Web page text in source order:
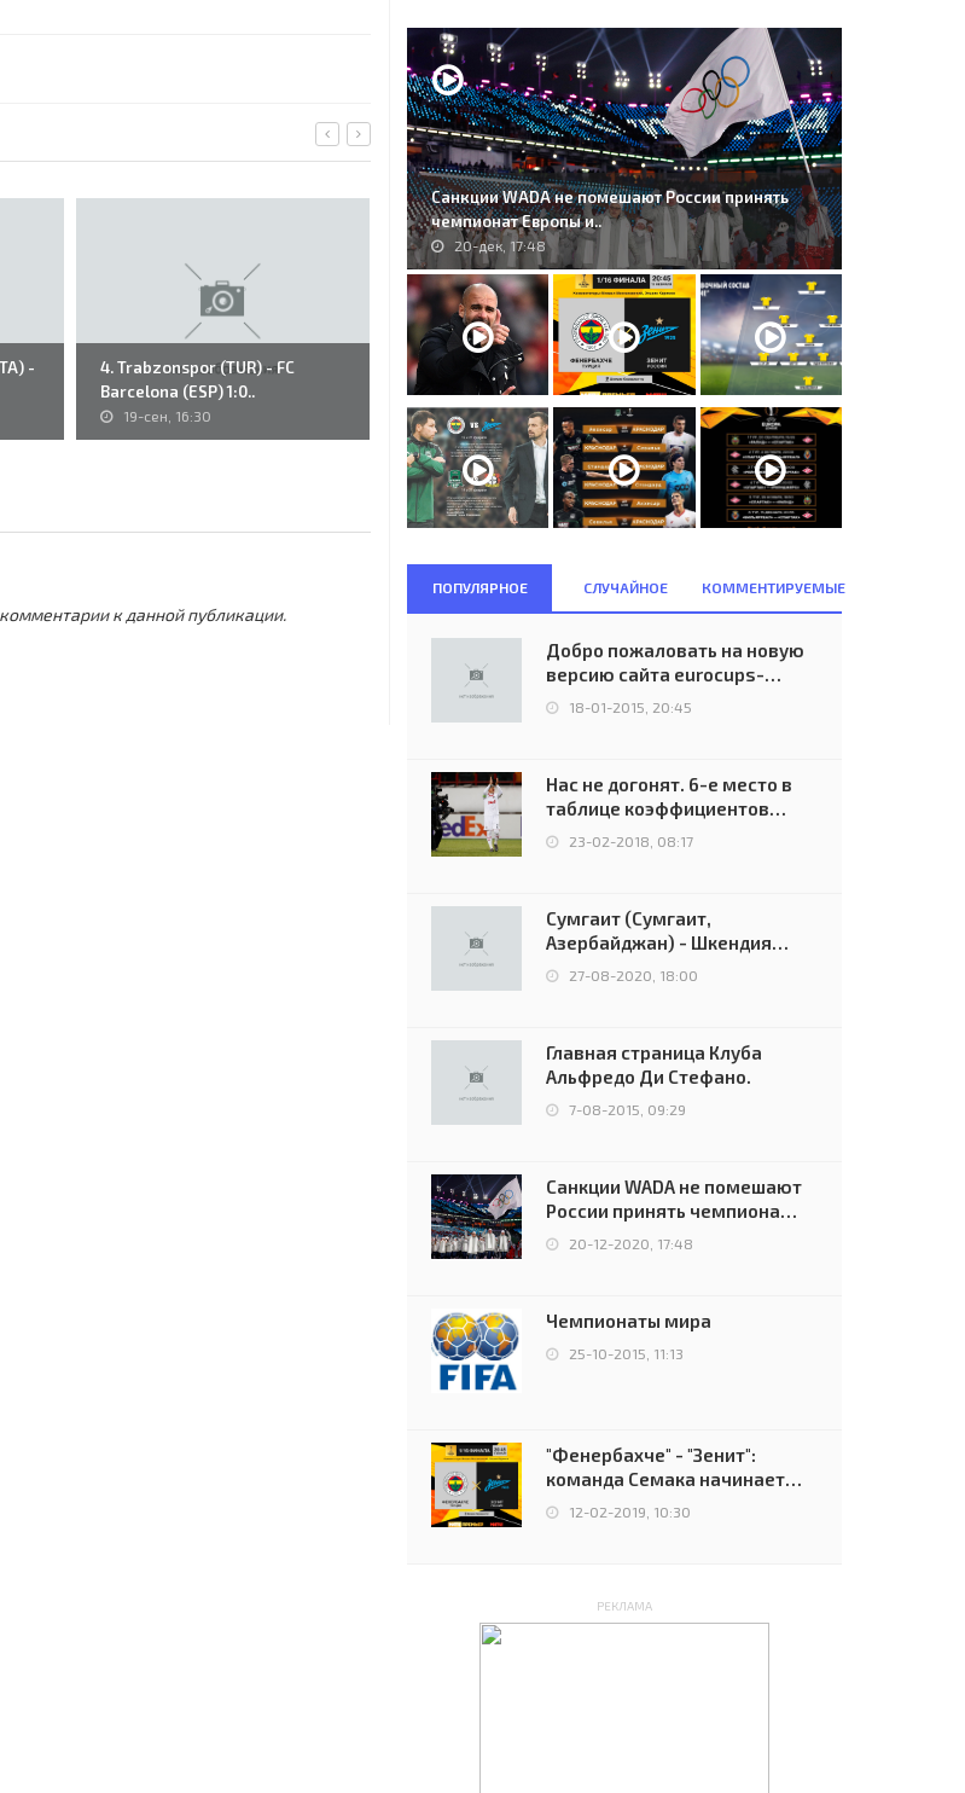
-
4. Trabzonspor (TUR) - FC
Barcelona (ESP) 1:0..
19-сен, 16:30
P&#233;csi D&#243;zsa S.C.
(HUN) - Juventus F.C. Torino..
03-дек, 08:03
65. 1. FC Magdeburg (GDR) -
Girondins Bordeaux (FRA) 0:1..
23-окт, 19:30
к данной публикации.
Санкции WADA не помешают России принять
чемпионат Европы и..
20-дек, 17:48
ПОПУЛЯРНОЕ СЛУЧАЙНОЕ КОММЕНТИРУЕМЫЕ
Добро пожаловать на новую
версию сайта eurocups-
uefa.ru
18-01-2015, 20:45
Нас не догонят. 6-е место в
таблице коэффициентов
УЕФА остаётся за Россией
23-02-2018, 08:17
Сумгаит (Сумгаит,
Азербайджан) - Шкендия
(Тетово, Северная
Македония) - 0:2 (0:0)
27-08-2020, 18:00
Главная страница Клуба
Альфредо Ди Стефано.
7-08-2015, 09:29
Санкции WADA не помешают
России принять чемпионат
Европы и финал Лиги
чемпионов.
20-12-2020, 17:48
Чемпионаты мира
25-10-2015, 11:13
"Фенербахче" - "Зенит":
команда Семака начинает
путь в плей-офф Лиги
12-02-2019, 10:30
РЕКЛАМА